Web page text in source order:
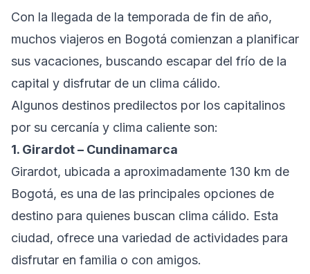
Con la llegada de la temporada de fin de año,
muchos viajeros en Bogotá comienzan a planificar
sus vacaciones, buscando escapar del frío de la
capital y disfrutar de un clima cálido.
Algunos destinos predilectos por los capitalinos
por su cercanía y clima caliente son:
1. Girardot – Cundinamarca
Girardot, ubicada a aproximadamente 130 km de
Bogotá, es una de las principales opciones de
destino para quienes buscan clima cálido. Esta
ciudad, ofrece una variedad de actividades para
disfrutar en familia o con amigos.